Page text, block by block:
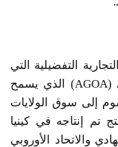
التفضيلية التي
تشمل قانون النمو والفرص الأفريقي (AGOA) الذي يسمح
إلى سوق الولايات
الأمريكية لأكثر من 6000 منتج تم إنتاجه في كينيا
والاتحاد الأوروبي